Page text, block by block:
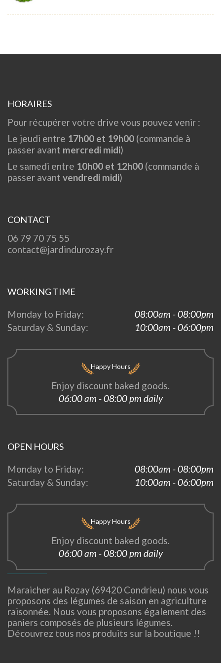
HORAIRES
Pour récupérer votre drive vous pouvez venir :
Le jeudi entre 17h00 et 19h00 (commande à
passer avant mercredi midi)
Le samedi entre 10h00 et 12h00 (commande à
passer avant vendredi midi)
CONTACT
06 79 70 75 55
contact@jardindurozay.fr
WORKING TIME
Monday to Friday:
08:00am - 08:00pm
Saturday & Sunday:
10:00am - 06:00pm
Happy Hours
Enjoy discount baked goods.
06:00 am - 08:00 pm daily
OPEN HOURS
Monday to Friday:
08:00am - 08:00pm
Saturday & Sunday:
10:00am - 06:00pm
Happy Hours
Enjoy discount baked goods.
06:00 am - 08:00 pm daily
Maraicher au Rozay (69420 Condrieu) nous vous
proposons des légumes de saison en agriculture
raisonnée. Nous vous proposons également des
paniers composés de plusieurs légumes.
Découvrez tous nos produits sur la boutique !!